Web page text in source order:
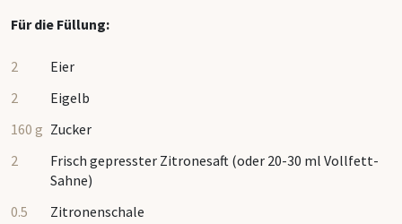
Für die Füllung:
2
Eier
2
Eigelb
160 g Zucker
2
Frisch gepresster Zitronesaft (oder 20-30 ml Vollfett-
Sahne)
0.5
Zitronenschale